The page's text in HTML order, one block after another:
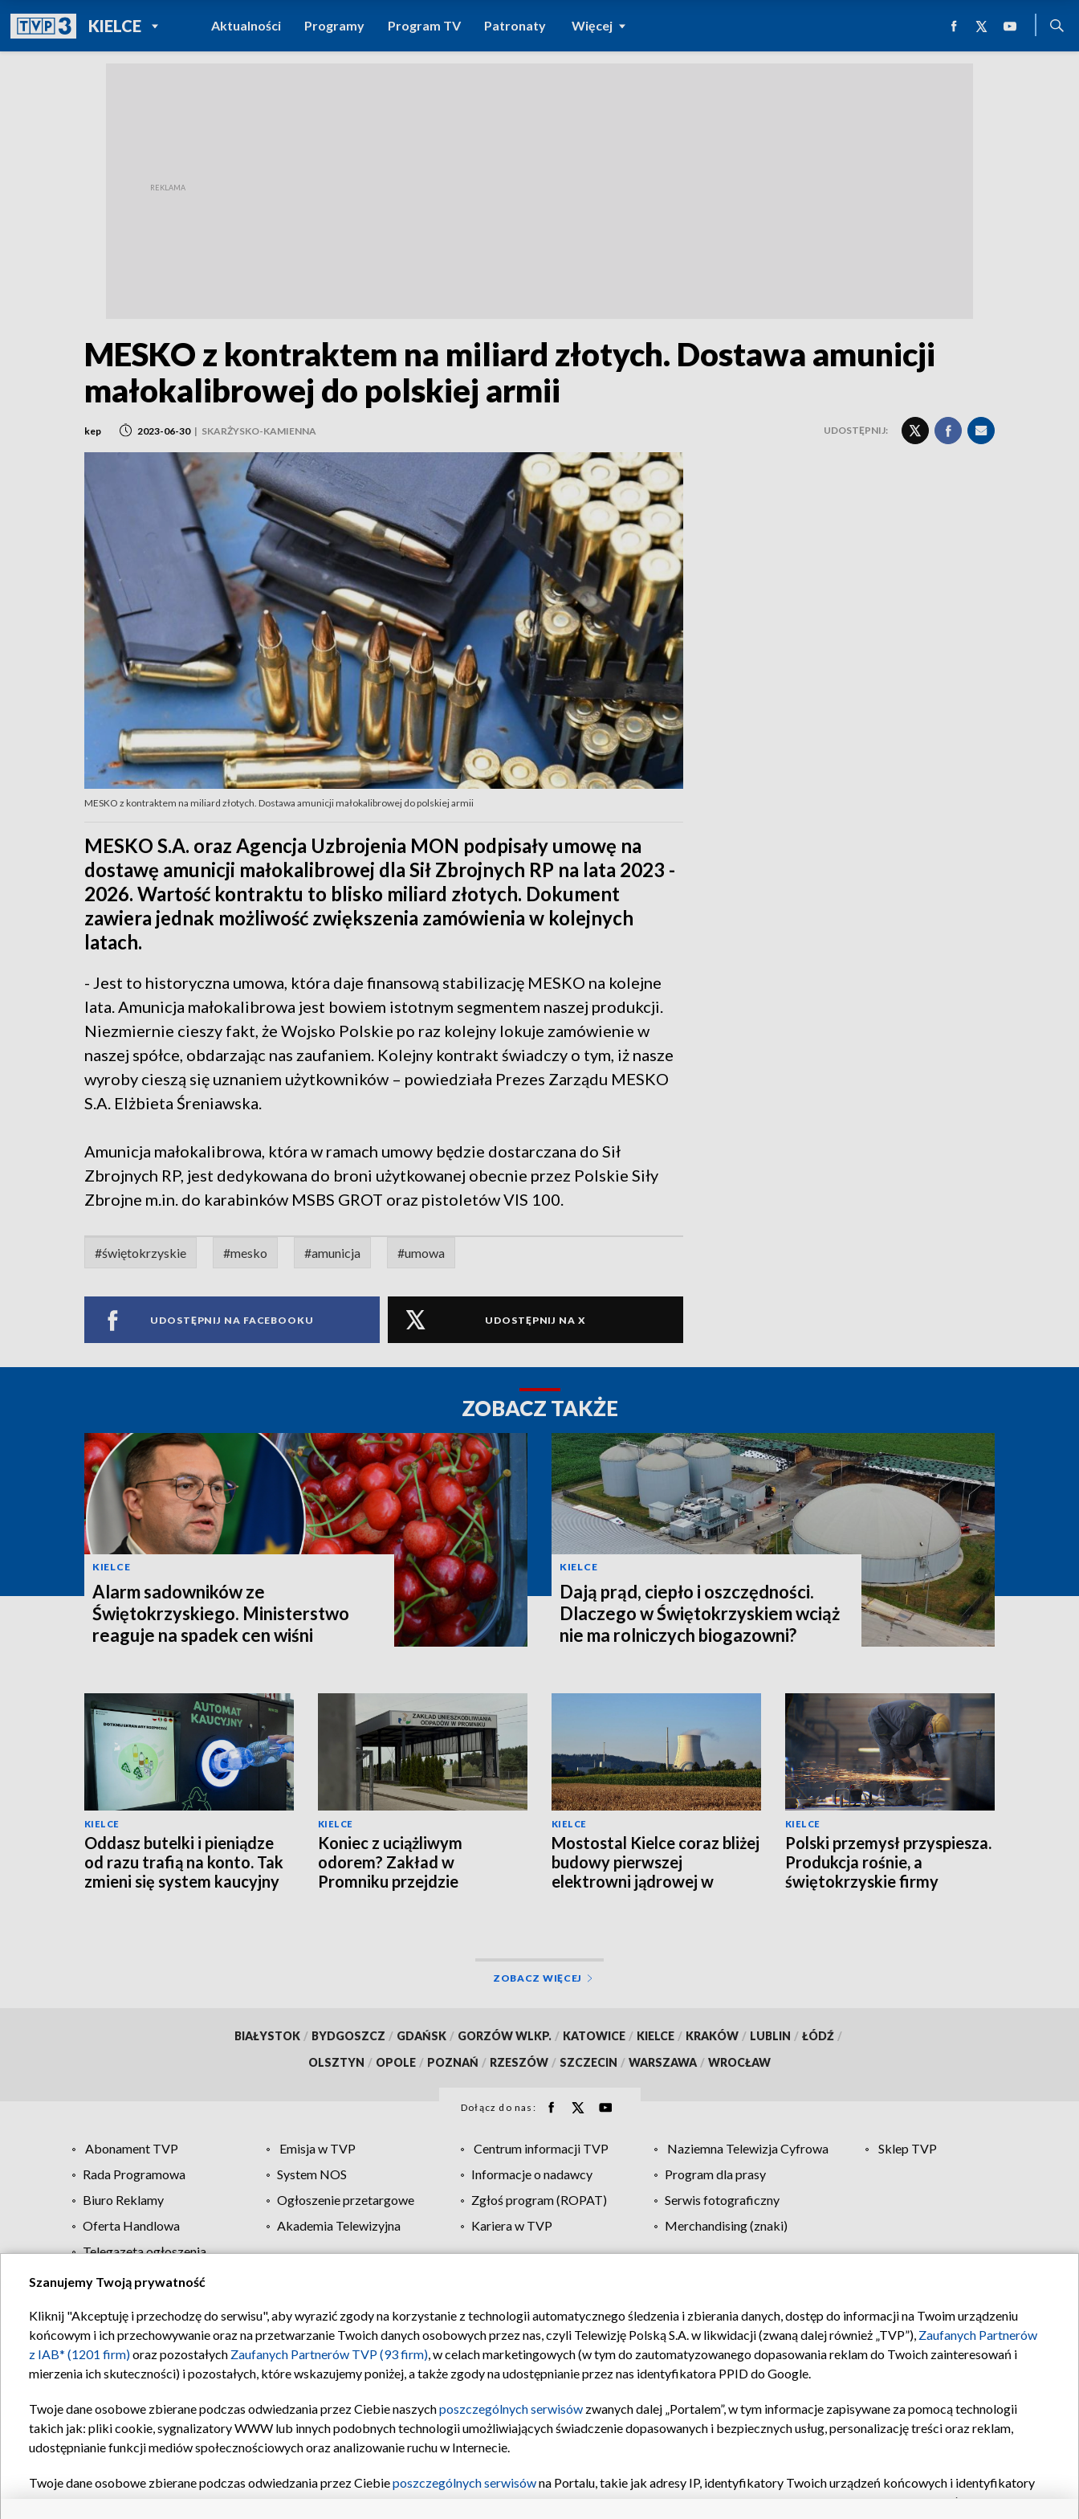
KIELCEPOWRÓT DO
TVP REGIONY
Aktualności Programy Program TV Patronaty Więcej
MESKO z kontraktem na miliard złotych. Dostawa amunicji
małokalibrowej do polskiej armii
kep 2023-06-30 | SKARŻYSKO-KAMIENNA UDOSTĘPNIJ:
MESKO z kontraktem na miliard złotych. Dostawa amunicji małokalibrowej do polskiej armii
MESKO S.A. oraz Agencja Uzbrojenia MON podpisały umowę na
dostawę amunicji małokalibrowej dla Sił Zbrojnych RP na lata 2023 -
2026. Wartość kontraktu to blisko miliard złotych. Dokument
zawiera jednak możliwość zwiększenia zamówienia w kolejnych
latach.
- Jest to historyczna umowa, która daje finansową stabilizację MESKO na kolejne
lata. Amunicja małokalibrowa jest bowiem istotnym segmentem naszej produkcji.
Niezmiernie cieszy fakt, że Wojsko Polskie po raz kolejny lokuje zamówienie w
naszej spółce, obdarzając nas zaufaniem. Kolejny kontrakt świadczy o tym, iż nasze
wyroby cieszą się uznaniem użytkowników – powiedziała Prezes Zarządu MESKO
S.A. Elżbieta Śreniawska.
Amunicja małokalibrowa, która w ramach umowy będzie dostarczana do Sił
Zbrojnych RP, jest dedykowana do broni użytkowanej obecnie przez Polskie Siły
Zbrojne m.in. do karabinków MSBS GROT oraz pistoletów VIS 100.
#świętokrzyskie #mesko #amunicja #umowa
UDOSTĘPNIJ NA FACEBOOKU UDOSTĘPNIJ NA X
ZOBACZ TAKŻE
KIELCE
Alarm sadowników ze
Świętokrzyskiego. Ministerstwo
reaguje na spadek cen wiśni
KIELCE
Dają prąd, ciepło i oszczędności.
Dlaczego w Świętokrzyskiem wciąż
nie ma rolniczych biogazowni?
KIELCE
Oddasz butelki i pieniądze
od razu trafią na konto. Tak
zmieni się system kaucyjny
KIELCE
Koniec z uciążliwym
odorem? Zakład w
Promniku przejdzie
KIELCE
Mostostal Kielce coraz bliżej
budowy pierwszej
elektrowni jądrowej w
KIELCE
Polski przemysł przyspiesza.
Produkcja rośnie, a
świętokrzyskie firmy
ZOBACZ WIĘCEJ
BIAŁYSTOK / BYDGOSZCZ / GDAŃSK / GORZÓW WLKP. / KATOWICE / KIELCE / KRAKÓW / LUBLIN / ŁÓDŹ /
OLSZTYN / OPOLE / POZNAŃ / RZESZÓW / SZCZECIN / WARSZAWA / WROCŁAW
Dołącz do nas:
Abonament TVP Emisja w TVP Centrum informacji TVP Naziemna Telewizja Cyfrowa
Sklep TVP
Rada Programowa
System NOS Informacje o nadawcy
Program dla prasy
Biuro Reklamy
Ogłoszenie przetargowe Zgłoś program (ROPAT)
Serwis fotograficzny
Oferta Handlowa
Akademia Telewizyjna Kariera w TVP
Merchandising (znaki)
Telegazeta ogłoszenia
Regulamin TVP Polityka prywatności Moje zgody Pomoc Biuro reklamy Kontakt
Szanujemy Twoją prywatność
Kliknij "Akceptuję i przechodzę do serwisu", aby wyrazić zgody na korzystanie z technologii automatycznego śledzenia i zbierania danych, dostęp do informacji na Twoim urządzeniu
końcowym i ich przechowywanie oraz na przetwarzanie Twoich danych osobowych przez nas, czyli Telewizję Polską S.A. w likwidacji (zwaną dalej również „TVP”), Zaufanych Partnerów
z IAB* (1201 firm)oraz pozostałych Zaufanych Partnerów TVP (93 firm), w celach marketingowych (w tym do zautomatyzowanego dopasowania reklam do Twoich zainteresowań i
mierzenia ich skuteczności) i pozostałych, które wskazujemy poniżej, a także zgody na udostępnianie przez nas identyfikatora PPID do Google.
Twoje dane osobowe zbierane podczas odwiedzania przez Ciebie naszychposzczególnych serwisów zwanych dalej „Portalem”, w tym informacje zapisywane za pomocą technologii
takich jak: pliki cookie, sygnalizatory WWW lub innych podobnych technologii umożliwiających świadczenie dopasowanych i bezpiecznych usług, personalizację treści oraz reklam,
udostępnianie funkcji mediów społecznościowych oraz analizowanie ruchu w Internecie.
Twoje dane osobowe zbierane podczas odwiedzania przez Ciebieposzczególnych serwisówna Portalu, takie jak adresy IP, identyfikatory Twoich urządzeń końcowych i identyfikatory
oraz pozostałych